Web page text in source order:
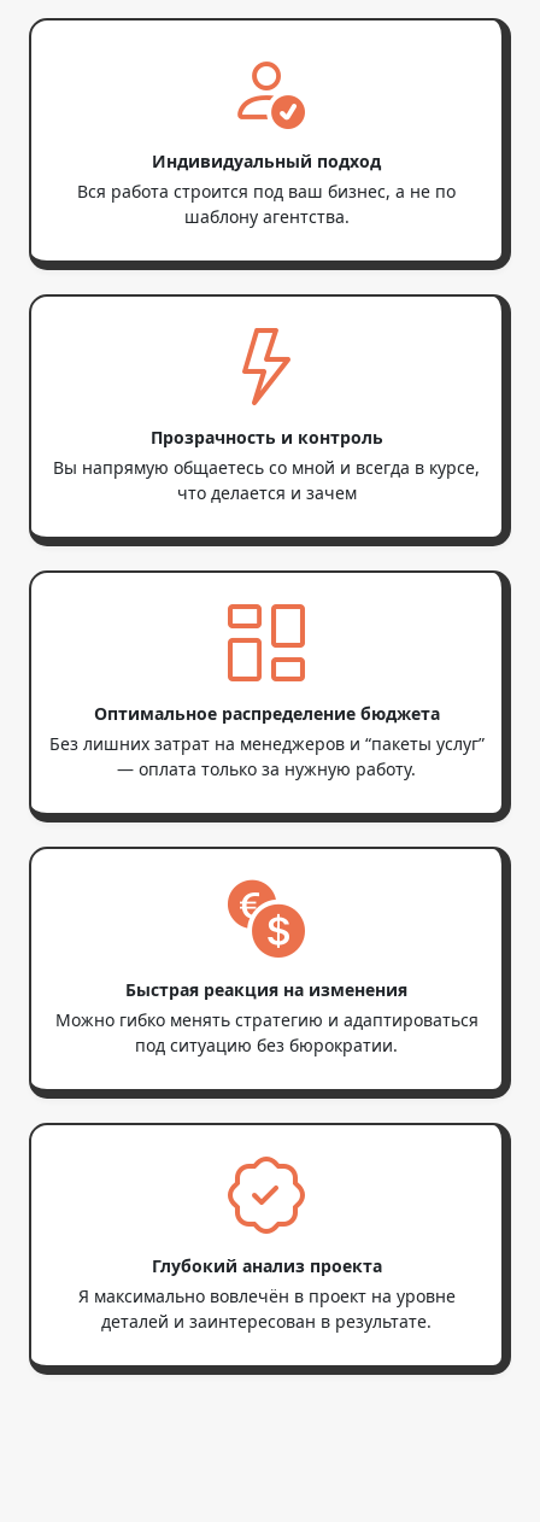
Индивидуальный подход
Вся работа строится под ваш бизнес, а не по
шаблону агентства.
Прозрачность и контроль
Вы напрямую общаетесь со мной и всегда в курсе,
что делается и зачем
Оптимальное распределение бюджета
Без лишних затрат на менеджеров и “пакеты услуг”
— оплата только за нужную работу.
Быстрая реакция на изменения
Можно гибко менять стратегию и адаптироваться
под ситуацию без бюрократии.
Глубокий анализ проекта
Я максимально вовлечён в проект на уровне
деталей и заинтересован в результате.